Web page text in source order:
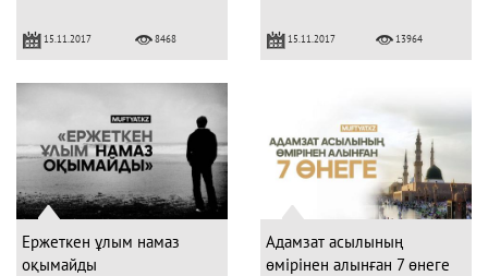
15.11.2017 8468 15.11.2017 13964
Ержеткен ұлым намаз
оқымайды
Адамзат асылының
өмірінен алынған 7 өнеге